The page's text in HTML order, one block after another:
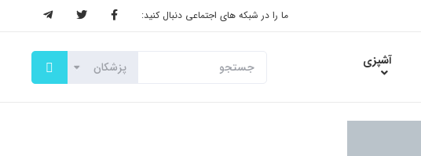
ما را در شبکه های اجتماعی دنبال کنید:
آشپزی